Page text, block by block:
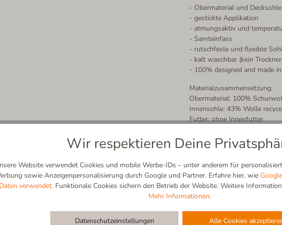
- Obermaterial und
- gestickte Applikation
- atmungsaktiv und
- Samteinfass
- rutschfeste und flexible
- kalt waschbar (kein
- 100% designed and made
Materialzusammensetzung:
Obermaterial: 100%
Innensohle: 43% Wolle
Futter: ohne Innenfutter
Schurwolle
Wir respektieren Deine
Website verwendet Cookies und mobile Werbe-IDs – unter anderem für
sowie Anzeigenpersonalisierung durch Google und Partner. Erfahre hier, wie
Daten verwendet.Funktionale Cookies sichern den Betrieb der Website. Weitere
Mehr Informationen.
Datenschutzeinstellungen Alle Cookies